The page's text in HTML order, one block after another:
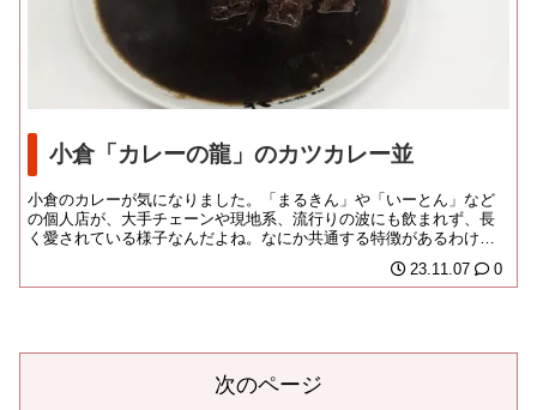
小倉「カレーの龍」のカツカレー並
小倉のカレーが気になりました。「まるきん」や「いーとん」など
の個人店が、大手チェーンや現地系、流行りの波にも飲まれず、長
く愛されている様子なんだよね。なにか共通する特徴があるわけで
23.11.07 0
次のページ